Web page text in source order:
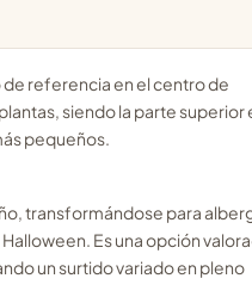
referencia en el centro de
siendo la parte superior
pequeños.
transformándose para
Es una opción
un surtido variado en pleno